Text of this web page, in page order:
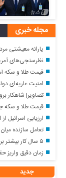
مجله خبری
یارانه معیشتی مرداد؛ واریز ۲,۹۸۵,۰۰۰ تومان برای خانواده
نظرسنجی‌های
قیمت طلا و سکه امروز جمعه ۱۶
امنیت عاریه‌ای
تصاویر| شاهکار بروتالیسم
قیمت طلا و سکه جمعه ۱۶ مرداد؛ انس
ارزیابی اسرائیل
تعامل سازنده میان دستگاه‌
۵ سال کار بیشتر برای این گروه از متقاضیان بازنشستگی
زمان دقیق واریز
جدید